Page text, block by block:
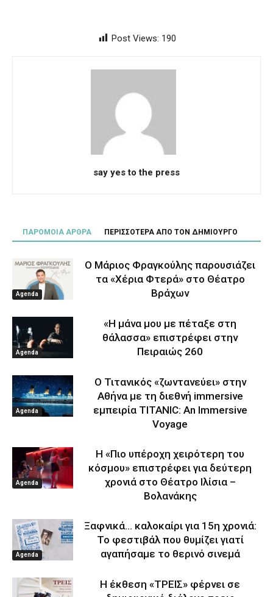
Post Views: 190
say yes to the press
ΠΑΡΟΜΟΙΑ ΑΡΘΡΑ ΠΕΡΙΣΣΟΤΕΡΑ ΑΠΟ ΤΟΝ ΔΗΜΙΟΥΡΓΟ
Agenda
Ο Μάριος Φραγκούλης παρουσιάζει
τα «Χέρια Φτερά» στο Θέατρο
Βράχων
Agenda
«Η μάνα μου με πέταξε στη
θάλασσα» επιστρέφει στην
Πειραιώς 260
Agenda
Ο Τιτανικός «ζωντανεύει» στην
Αθήνα με τη διεθνή immersive
εμπειρία TITANIC: An Immersive
Voyage
Agenda
Η «Πιο υπέροχη χειρότερη του
κόσμου» επιστρέφει για δεύτερη
χρονιά στο Θέατρο Ιλίσια –
Βολανάκης
Agenda
Ξαφνικά… καλοκαίρι για 15η χρονιά:
Το φεστιβάλ που θυμίζει γιατί
αγαπήσαμε το θερινό σινεμά
Η έκθεση «ΤΡΕΙΣ» φέρνει σε